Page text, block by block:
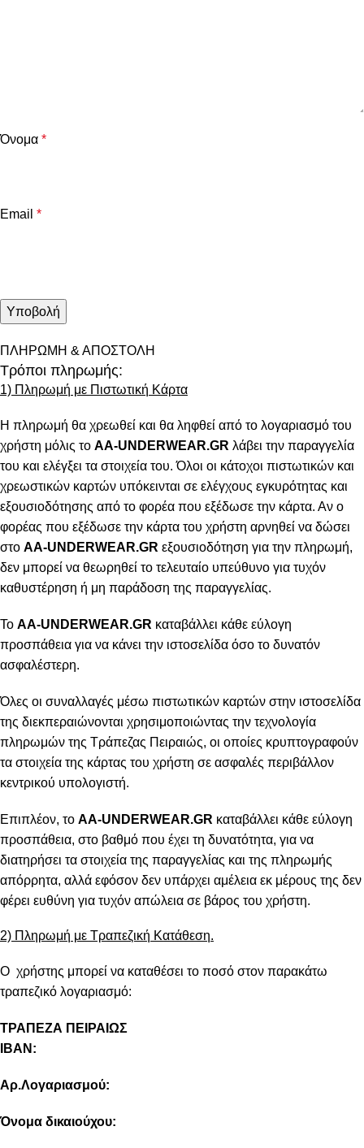
Όνομα *
Email *
ΠΛΗΡΩΜΗ & ΑΠΟΣΤΟΛΗ
Τρόποι πληρωμής:
1) Πληρωμή με Πιστωτική Κάρτα
Η πληρωμή θα χρεωθεί και θα ληφθεί από το λογαριασμό του
χρήστη μόλις το AA-UNDERWEAR.GR λάβει την παραγγελία
του και ελέγξει τα στοιχεία του. Όλοι οι κάτοχοι πιστωτικών και
χρεωστικών καρτών υπόκεινται σε ελέγχους εγκυρότητας και
εξουσιοδότησης από το φορέα που εξέδωσε την κάρτα. Αν ο
φορέας που εξέδωσε την κάρτα του χρήστη αρνηθεί να δώσει
στο AA-UNDERWEAR.GR εξουσιοδότηση για την πληρωμή,
δεν μπορεί να θεωρηθεί το τελευταίο υπεύθυνο για τυχόν
καθυστέρηση ή μη παράδοση της παραγγελίας.
Το AA-UNDERWEAR.GR καταβάλλει κάθε εύλογη
προσπάθεια για να κάνει την ιστοσελίδα όσο το δυνατόν
ασφαλέστερη.
Όλες οι συναλλαγές μέσω πιστωτικών καρτών στην ιστοσελίδα
της διεκπεραιώνονται χρησιμοποιώντας την τεχνολογία
πληρωμών της Τράπεζας Πειραιώς, οι οποίες κρυπτογραφούν
τα στοιχεία της κάρτας του χρήστη σε ασφαλές περιβάλλον
κεντρικού υπολογιστή.
Επιπλέον, το AA-UNDERWEAR.GR καταβάλλει κάθε εύλογη
προσπάθεια, στο βαθμό που έχει τη δυνατότητα, για να
διατηρήσει τα στοιχεία της παραγγελίας και της πληρωμής
απόρρητα, αλλά εφόσον δεν υπάρχει αμέλεια εκ μέρους της δεν
φέρει ευθύνη για τυχόν απώλεια σε βάρος του χρήστη.
2) Πληρωμή με Τραπεζική Κατάθεση.
Ο χρήστης μπορεί να καταθέσει το ποσό στον παρακάτω
τραπεζικό λογαριασμό:
ΤΡΑΠΕΖΑ ΠΕΙΡΑΙΩΣ
IBAN:
Αρ.Λογαριασμού:
Όνομα δικαιούχου: